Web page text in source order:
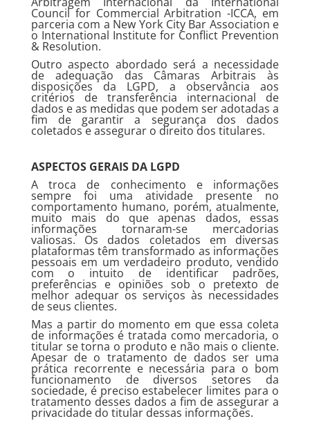
Council for Commercial Arbitration -ICCA, em
parceria com a New York City Bar Association e
o International Institute for Conflict Prevention
& Resolution.
Outro aspecto abordado será a necessidade
de adequação das Câmaras Arbitrais às
disposições da LGPD, a observância aos
critérios de transferência internacional de
dados e as medidas que podem ser adotadas a
fim de garantir a segurança dos dados
coletados e assegurar o direito dos titulares.
ASPECTOS GERAIS DA LGPD
A troca de conhecimento e informações
sempre foi uma atividade presente no
comportamento humano, porém, atualmente,
muito mais do que apenas dados, essas
informações tornaram-se mercadorias
valiosas. Os dados coletados em diversas
plataformas têm transformado as informações
pessoais em um verdadeiro produto, vendido
com o intuito de identificar padrões,
preferências e opiniões sob o pretexto de
melhor adequar os serviços às necessidades
de seus clientes.
Mas a partir do momento em que essa coleta
de informações é tratada como mercadoria, o
titular se torna o produto e não mais o cliente.
Apesar de o tratamento de dados ser uma
prática recorrente e necessária para o bom
funcionamento de diversos setores da
sociedade, é preciso estabelecer limites para o
tratamento desses dados a fim de assegurar a
privacidade do titular dessas informações.